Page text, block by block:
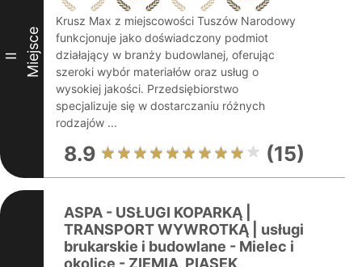
II Miejsce
Krusz Max z miejscowości Tuszów Narodowy
funkcjonuje jako doświadczony podmiot
działający w branży budowlanej, oferując
szeroki wybór materiałów oraz usług o
wysokiej jakości. Przedsiębiorstwo
specjalizuje się w dostarczaniu różnych
rodzajów ...
8.9 (15)
ASPA - USŁUGI KOPARKĄ |
TRANSPORT WYWROTKĄ | usługi
brukarskie i budowlane - Mielec i
okolice - ZIEMIA, PIASEK,